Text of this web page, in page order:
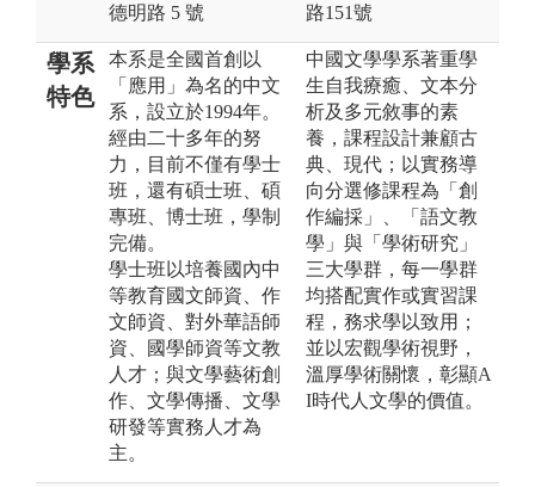
德明路 5 號
路151號
學系
特色
本系是全國首創以
「應用」為名的中文
系，設立於1994年。
經由二十多年的努
力，目前不僅有學士
班，還有碩士班、碩
專班、博士班，學制
完備。
學士班以培養國內中
等教育國文師資、作
文師資、對外華語師
資、國學師資等文教
人才；與文學藝術創
作、文學傳播、文學
研發等實務人才為
主。
中國文學學系著重學
生自我療癒、文本分
析及多元敘事的素
養，課程設計兼顧古
典、現代；以實務導
向分選修課程為「創
作編採」、「語文教
學」與「學術研究」
三大學群，每一學群
均搭配實作或實習課
程，務求學以致用；
並以宏觀學術視野，
溫厚學術關懷，彰顯A
I時代人文學的價值。